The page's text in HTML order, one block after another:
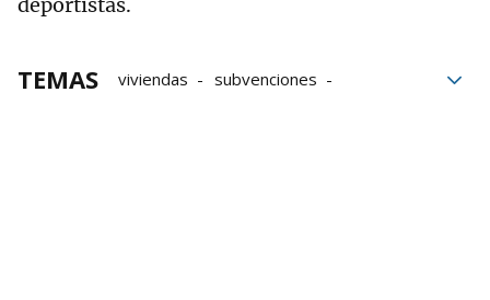
deportistas.
TEMAS viviendas
subvenciones